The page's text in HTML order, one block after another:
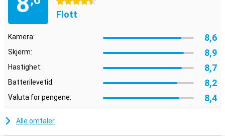
Flott
Kamera: 8,6
Skjerm: 8,9
Hastighet: 8,7
Batterilevetid: 8,2
Valuta for pengene: 8,4
Alle omtaler